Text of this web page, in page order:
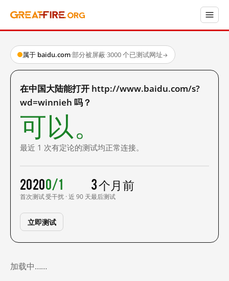
属于 baidu.com·部分被屏蔽·3000 个已测试网址→
在中国大陆能打开 http://www.baidu.com/s?
wd=winnieh 吗？
可以。
最近 1 次有定论的测试均正常连接。
2020
首次测试
0/1
受干扰 · 近 90 天
3 个月前
最后测试
立即测试
加载中……